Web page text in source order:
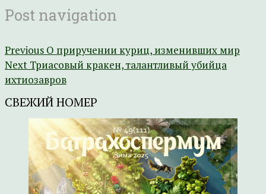
Post navigation
Previous О приручении куриц, изменивших мир
Next Триасовый кракен, талантливый убийца
ихтиозавров
СВЕЖИЙ НОМЕР